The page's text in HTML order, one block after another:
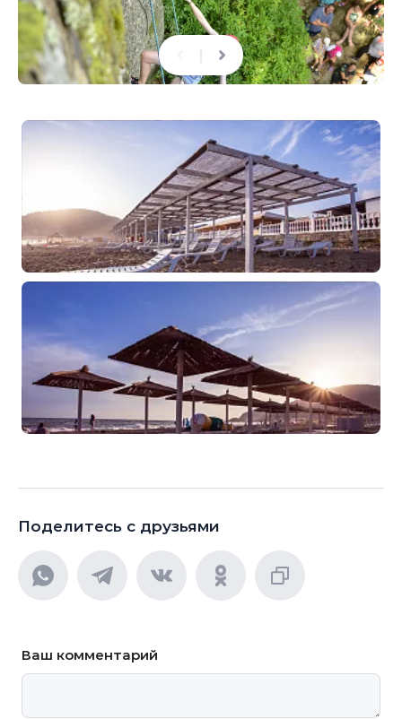
Поделитесь с друзьями
Ваш комментарий